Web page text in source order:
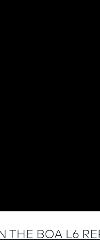
THE BOA L6